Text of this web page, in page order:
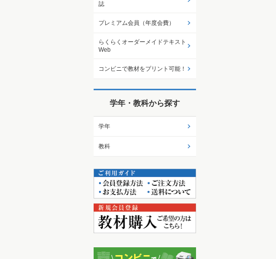
誌
プレミアム会員（年度会費）
らくらくオーダーメイドテキスト
Web
コンビニで教材をプリント可能！
学年・教科から探す
学年
教科